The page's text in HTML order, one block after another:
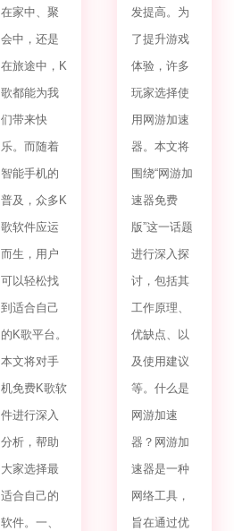
在家中、聚
会中，还是
在旅途中，K
歌都能为我
们带来快
乐。而随着
智能手机的
普及，众多K
歌软件应运
而生，用户
可以轻松找
到适合自己
的K歌平台。
本文将对手
机免费K歌软
件进行深入
分析，帮助
大家选择最
适合自己的
软件。一、
发提高。为
了提升游戏
体验，许多
玩家选择使
用网游加速
器。本文将
围绕“网游加
速器免费
版”这一话题
进行深入探
讨，包括其
工作原理、
优缺点、以
及使用建议
等。什么是
网游加速
器？网游加
速器是一种
网络工具，
旨在通过优